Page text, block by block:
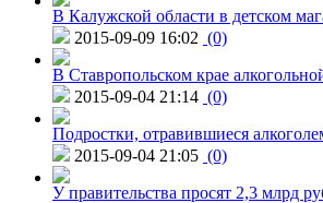
В Калужской области в детском
2015-09-09 16:02 (0)
В Ставропольском крае
2015-09-04 21:14 (0)
Подростки, отравившиеся
2015-09-04 21:05 (0)
У правительства просят 2,3 млрд